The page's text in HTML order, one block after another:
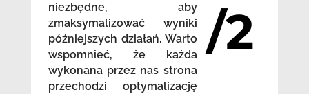
niezbędne, aby
zmaksymalizować wyniki
późniejszych działań. Warto
wspomnieć, że każda
wykonana przez nas strona
przechodzi optymalizację
/2